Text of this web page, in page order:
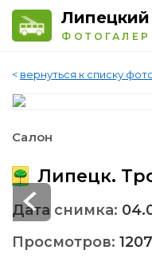
< вернуться к списку
Салон
Липецк.
Дата снимка:
Просмотров: 1207